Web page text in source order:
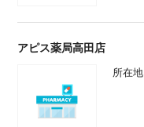
アピス薬局高田店
所在地